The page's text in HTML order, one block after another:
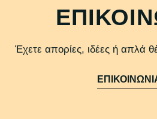
Έχετε απορίες, ιδέες ή απλά